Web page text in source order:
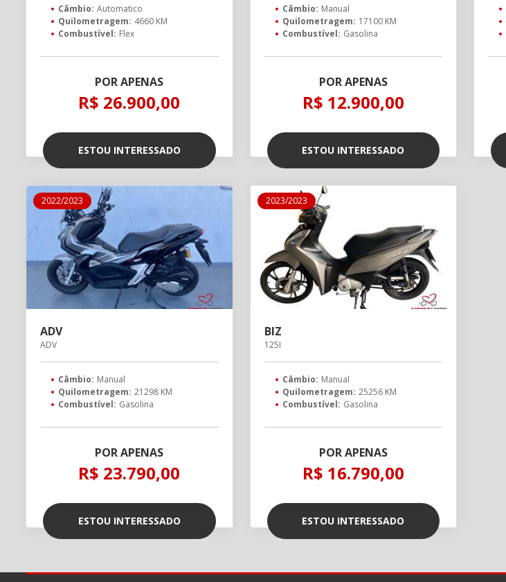
Câmbio: Automatico
Quilometragem: 4660 KM
Combustível: Flex
POR APENAS
R$ 26.900,00
ESTOU INTERESSADO
Câmbio: Manual
Quilometragem: 17100 KM
Combustível: Gasolina
POR APENAS
R$ 12.900,00
ESTOU INTERESSADO
2022/2023
ADV
ADV
Câmbio: Manual
Quilometragem: 21298 KM
Combustível: Gasolina
POR APENAS
R$ 23.790,00
ESTOU INTERESSADO
2023/2023
BIZ
125I
Câmbio: Manual
Quilometragem: 25256 KM
Combustível: Gasolina
POR APENAS
R$ 16.790,00
ESTOU INTERESSADO